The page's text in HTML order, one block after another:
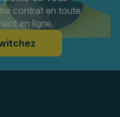
contrat en toute
en ligne.